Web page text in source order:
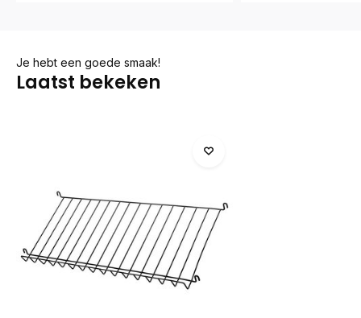
Je hebt een goede smaak!
Laatst bekeken